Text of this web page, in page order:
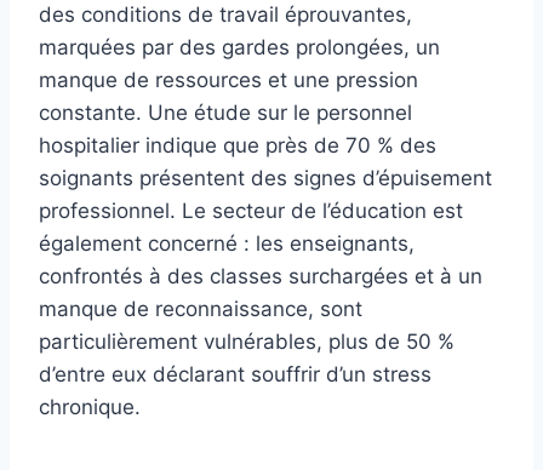
des conditions de travail éprouvantes,
marquées par des gardes prolongées, un
manque de ressources et une pression
constante. Une étude sur le personnel
hospitalier indique que près de 70 % des
soignants présentent des signes d’épuisement
professionnel. Le secteur de l’éducation est
également concerné : les enseignants,
confrontés à des classes surchargées et à un
manque de reconnaissance, sont
particulièrement vulnérables, plus de 50 %
d’entre eux déclarant souffrir d’un stress
chronique.